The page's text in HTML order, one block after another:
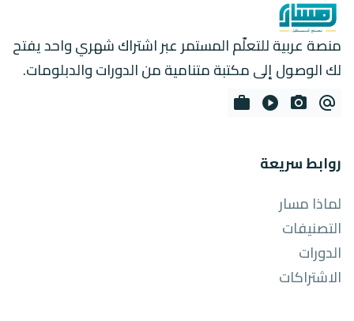
منصة عربية للتعلّم المستمر عبر اشتراك شهري واحد يفتح
لك الوصول إلى مكتبة متنامية من الدورات والدبلومات.
alternate_email
photo_camera
play_circle
work
روابط سريعة
لماذا مسار
التصنيفات
الدورات
الاشتراكات